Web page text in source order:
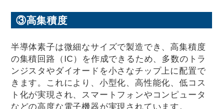
③高集積度
半導体素子は微細なサイズで製造でき、高集積度
の集積回路（IC）を作成できるため、多数のトラ
ンジスタやダイオードを小さなチップ上に配置で
きます。これにより、小型化、高性能化、低コス
ト化が実現され、スマートフォンやコンピュータ
などの高度な電子機器が実現されています。